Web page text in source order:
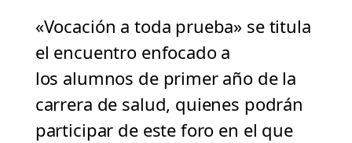
«Vocación a toda prueba» se titula
el encuentro enfocado a
los alumnos de primer año de la
carrera de salud, quienes podrán
participar de este foro en el que